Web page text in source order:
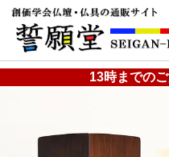
13時までの